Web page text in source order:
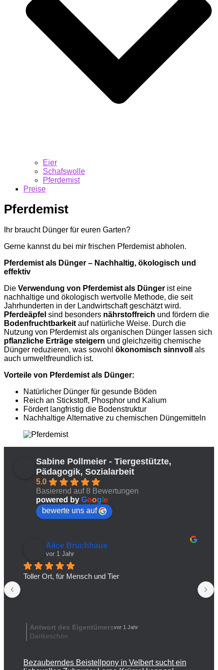
Eier
Schafswolle
Pferdemist
Preise
Pferdemist
Ihr braucht Dünger für euren Garten?
Gerne kannst du bei mir frischen Pferdemist abholen.
Pferdemist als Dünger – Nachhaltig, ökologisch und
effektiv
Die Verwendung von Pferdemist als Dünger ist eine
nachhaltige und ökologisch wertvolle Methode, die seit
Jahrhunderten in der Landwirtschaft geschätzt wird.
Pferdeäpfel sind besonders nährstoffreich und fördern die
Bodenfruchtbarkeit auf natürliche Weise. Durch die
Nutzung von Pferdemist als organischen Dünger lassen sich
pflanzliche Erträge steigern und gleichzeitig chemische
Dünger reduzieren, was sowohl ökonomisch sinnvoll
als
auch umweltfreundlich ist.
Vorteile von Pferdemist als Dünger:
Natürlicher Dünger für gesunde Böden
Reich an Stickstoff, Phosphor und Kalium
Fördert langfristig die Bodenstruktur
Nachhaltige Alternative zu chemischen Düngemitteln
Sabine Pollmeier - Tiergestützte,
Pädagogik, Sozialarbeit
5.0
Basierend auf 8 Bewertungen
powered by Goog e
bewerte uns auf
Alice Bruchhaus
vor 1 Jahr
Toller Ort, für Mensch und Tier
Antwort des Eigentümersvor 1 Jahr
Dankeschön
Bezauberndes Beistellpony in Velbert sucht ein